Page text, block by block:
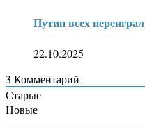
Путин всех переиграл
22.10.2025
3 Комментарий
Старые
Новые